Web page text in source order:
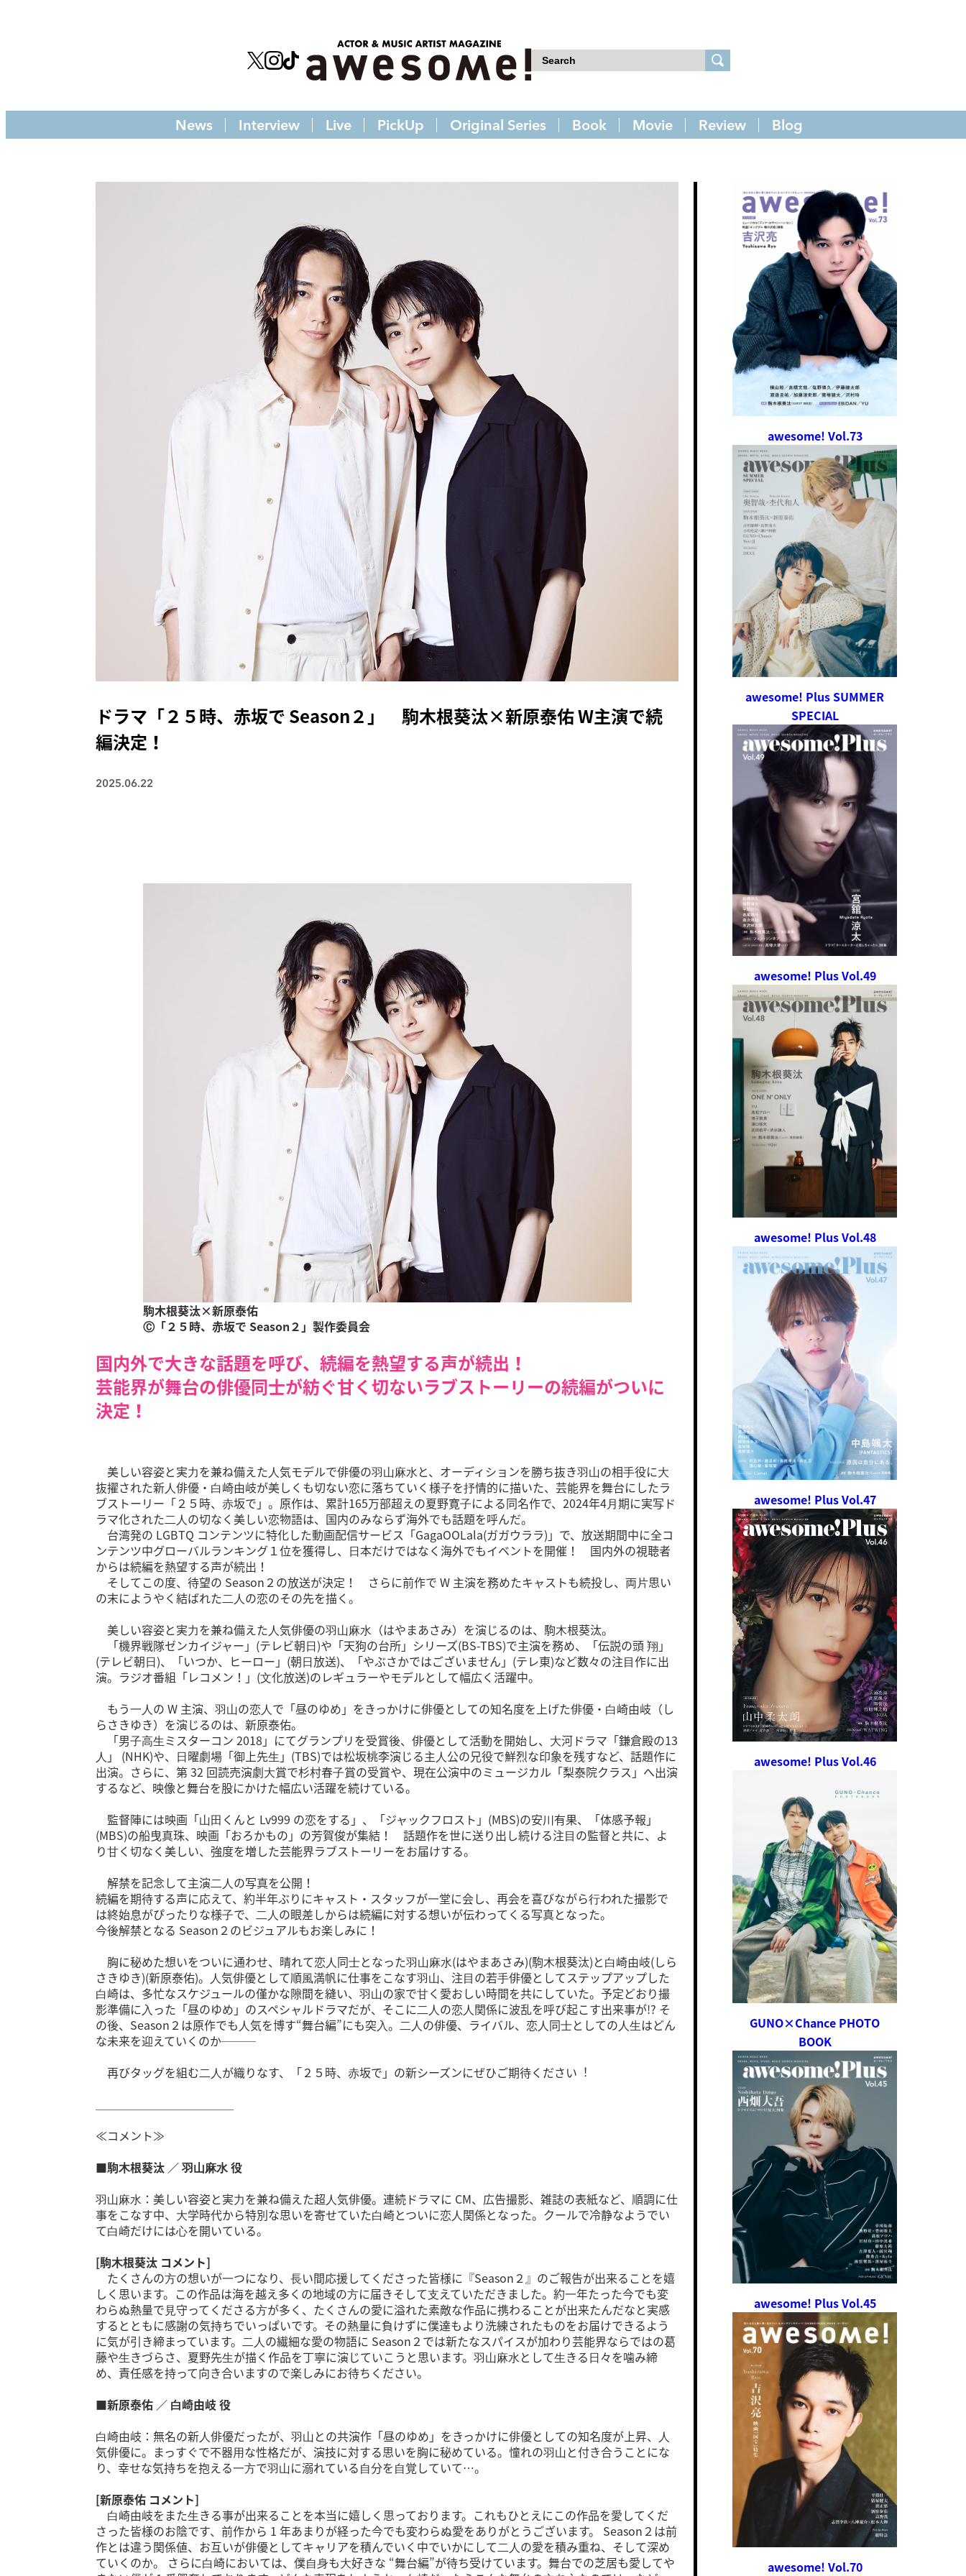
News Interview Live PickUp Original Series Book Movie Review Blog
ドラマ「２５時、赤坂で Season２」 駒木根葵汰×新原泰佑 W主演で続
編決定！
2025.06.22
駒木根葵汰×新原泰佑
Ⓒ「２５時、赤坂で Season２」製作委員会
国内外で大きな話題を呼び、続編を熱望する声が続出！
芸能界が舞台の俳優同士が紡ぐ甘く切ないラブストーリーの続編がついに
決定！
美しい容姿と実⼒を兼ね備えた⼈気モデルで俳優の⽻⼭⿇⽔と、オーディションを勝ち抜き⽻⼭の相⼿役に⼤
抜擢された新⼈俳優・⽩崎由岐が美しくも切ない恋に落ちていく様⼦を抒情的に描いた、芸能界を舞台にしたラ
ブストーリー「２５時、⾚坂で」。原作は、累計165万部超えの夏野寛⼦による同名作で、2024年4⽉期に実写ド
ラマ化された⼆⼈の切なく美しい恋物語は、国内のみならず海外でも話題を呼んだ。
台湾発の LGBTQ コンテンツに特化した動画配信サービス「GagaOOLala(ガガウララ)」で、放送期間中に全コ
ンテンツ中グローバルランキング１位を獲得し、⽇本だけではなく海外でもイベントを開催！ 国内外の視聴者
からは続編を熱望する声が続出！
そしてこの度、待望の Season２の放送が決定！ さらに前作で W 主演を務めたキャストも続投し、両⽚思い
の末にようやく結ばれた⼆⼈の恋のその先を描く。
美しい容姿と実⼒を兼ね備えた⼈気俳優の⽻⼭⿇⽔（はやまあさみ）を演じるのは、駒⽊根葵汰。
「機界戦隊ゼンカイジャー」(テレビ朝⽇)や「天狗の台所」シリーズ(BS-TBS)で主演を務め、「伝説の頭 翔」
(テレビ朝⽇)、「いつか、ヒーロー」(朝⽇放送)、「やぶさかではございません」(テレ東)など数々の注⽬作に出
演。ラジオ番組「レコメン！」(⽂化放送)のレギュラーやモデルとして幅広く活躍中。
もう⼀⼈の W 主演、⽻⼭の恋⼈で「昼のゆめ」をきっかけに俳優としての知名度を上げた俳優・⽩崎由岐（し
らさきゆき）を演じるのは、新原泰佑。
「男⼦⾼⽣ミスターコン 2018」にてグランプリを受賞後、俳優として活動を開始し、⼤河ドラマ「鎌倉殿の13
⼈」 (NHK)や、⽇曜劇場「御上先⽣」(TBS)では松坂桃李演じる主⼈公の兄役で鮮烈な印象を残すなど、話題作に
出演。さらに、第 32 回読売演劇⼤賞で杉村春⼦賞の受賞や、現在公演中のミュージカル「梨泰院クラス」へ出演
するなど、映像と舞台を股にかけた幅広い活躍を続けている。
監督陣には映画「⼭⽥くんと Lv999 の恋をする」、「ジャックフロスト」(MBS)の安川有果、「体感予報」
(MBS)の船曳真珠、映画「おろかもの」の芳賀俊が集結！ 話題作を世に送り出し続ける注⽬の監督と共に、よ
り⽢く切なく美しい、強度を増した芸能界ラブストーリーをお届けする。
解禁を記念して主演⼆⼈の写真を公開！
続編を期待する声に応えて、約半年ぶりにキャスト・スタッフが⼀堂に会し、再会を喜びながら⾏われた撮影で
は終始息がぴったりな様⼦で、⼆⼈の眼差しからは続編に対する想いが伝わってくる写真となった。
今後解禁となる Season２のビジュアルもお楽しみに！
胸に秘めた想いをついに通わせ、晴れて恋⼈同⼠となった⽻⼭⿇⽔(はやまあさみ)(駒⽊根葵汰)と⽩崎由岐(しら
さきゆき)(新原泰佑)。⼈気俳優として順⾵満帆に仕事をこなす⽻⼭、注⽬の若⼿俳優としてステップアップした
⽩崎は、多忙なスケジュールの僅かな隙間を縫い、⽻⼭の家で⽢く愛おしい時間を共にしていた。予定どおり撮
影準備に⼊った「昼のゆめ」のスペシャルドラマだが、そこに⼆⼈の恋⼈関係に波乱を呼び起こす出来事が!? そ
の後、Season２は原作でも⼈気を博す“舞台編”にも突⼊。⼆⼈の俳優、ライバル、恋⼈同⼠としての⼈⽣はどん
な未来を迎えていくのか───
再びタッグを組む⼆⼈が織りなす、「２５時、⾚坂で」の新シーズンにぜひご期待ください︕
≪コメント≫
■駒⽊根葵汰 ／ ⽻⼭⿇⽔ 役
⽻⼭⿇⽔：美しい容姿と実⼒を兼ね備えた超⼈気俳優。連続ドラマに CM、広告撮影、雑誌の表紙など、順調に仕
事をこなす中、⼤学時代から特別な思いを寄せていた⽩崎とついに恋⼈関係となった。クールで冷静なようでい
て⽩崎だけには⼼を開いている。
[駒⽊根葵汰 コメント]
たくさんの⽅の想いが⼀つになり、⻑い間応援してくださった皆様に『Season２』のご報告が出来ることを嬉
しく思います。この作品は海を越え多くの地域の⽅に届きそして⽀えていただきました。約⼀年たった今でも変
わらぬ熱量で⾒守ってくださる⽅が多く、たくさんの愛に溢れた素敵な作品に携わることが出来たんだなと実感
するとともに感謝の気持ちでいっぱいです。その熱量に負けずに僕達もより洗練されたものをお届けできるよう
に気が引き締まっています。⼆⼈の繊細な愛の物語に Season２では新たなスパイスが加わり芸能界ならではの葛
藤や⽣きづらさ、夏野先⽣が描く作品を丁寧に演じていこうと思います。⽻⼭⿇⽔として⽣きる⽇々を噛み締
め、責任感を持って向き合いますので楽しみにお待ちください。
■新原泰佑 ／ ⽩崎由岐 役
⽩崎由岐：無名の新⼈俳優だったが、⽻⼭との共演作「昼のゆめ」をきっかけに俳優としての知名度が上昇、⼈
気俳優に。まっすぐで不器⽤な性格だが、演技に対する思いを胸に秘めている。憧れの⽻⼭と付き合うことにな
り、幸せな気持ちを抱える⼀⽅で⽻⼭に溺れている⾃分を⾃覚していて…。
[新原泰佑 コメント]
⽩崎由岐をまた⽣きる事が出来ることを本当に嬉しく思っております。これもひとえにこの作品を愛してくだ
さった皆様のお陰です、前作から 1 年あまりが経った今でも変わらぬ愛をありがとうございます。 Season２は前
作とは違う関係値、お互いが俳優としてキャリアを積んでいく中でいかにして⼆⼈の愛を積み重ね、そして深め
ていくのか。 さらに⽩崎においては、僕⾃⾝も⼤好きな “舞台編”が待ち受けています。舞台での芝居も愛してや
awesome! Vol.73
awesome! Plus SUMMER
SPECIAL
awesome! Plus Vol.49
awesome! Plus Vol.48
awesome! Plus Vol.47
awesome! Plus Vol.46
GUNO×Chance PHOTO
BOOK
awesome! Plus Vol.45
awesome! Vol.70